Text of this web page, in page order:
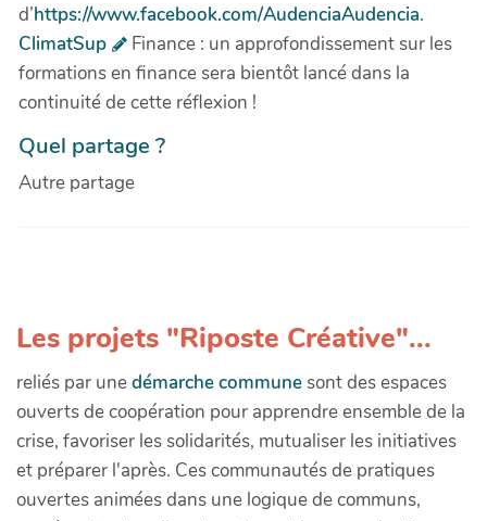
d’https://www.facebook.com/AudenciaAudencia.
ClimatSup
Finance : un approfondissement sur les
formations en finance sera bientôt lancé dans la
continuité de cette réflexion !
Quel partage ?
Autre partage